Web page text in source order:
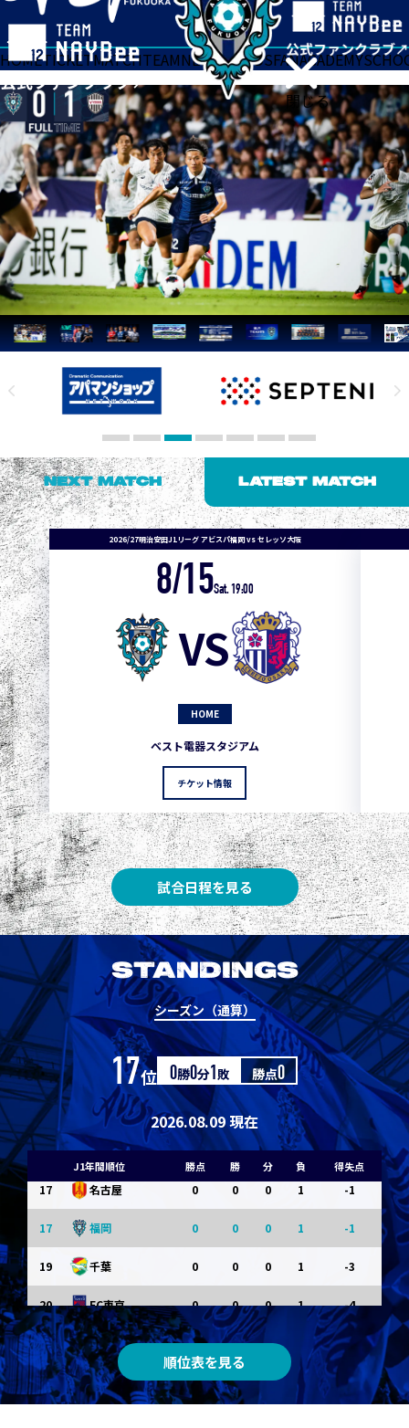
閉じる
HOMETICKETMATCHTEAMNEWSGOODSFANACADEMY
NEXT MATCH LATEST MATCH
2026/27明治安田J1リーグ アビスパ福岡 vs セレッソ大阪
8/15Sat. 19:00
VS
HOME
ベスト電器スタジアム
チケット情報
試合日程を見る
STANDINGS
シーズン（通算）
17位 0勝0分1敗 勝点0
2026.08.09 現在
J1年間順位 勝点 勝 分 負 得失点
1
2 0
3 3 1 0 0
3
5 3
5 3 1
5
8 清水 3 1 0 0 1
8 神戸 3 1 0 1
10 東京Ｖ 1 0 1 0 0
10 川崎Ｆ 1 0 1 0
12 浦和 0 0 0 1 -1
横浜FM 0 0 1 -1
14 水戸 0 0 1 -1
14 京都 0 0 1 -1
14 岡山 0 0 0 1 -1
17 名古屋 0 0 0 1 -1
17 福岡 0 0 0 1 -1
19 千葉 0 0 0 1 -3
20 FC東京 0 0 0 1 -4
順位表を見る